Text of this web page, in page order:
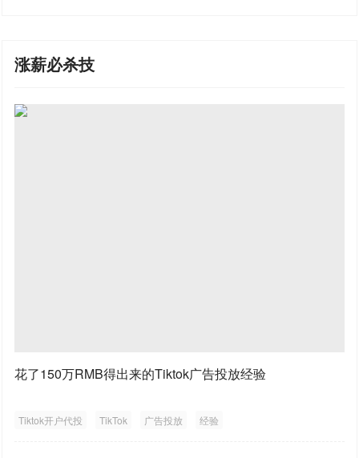
涨薪必杀技
花了150万RMB得出来的Tiktok广告投放经验
Tiktok开户代投 TikTok 广告投放 经验